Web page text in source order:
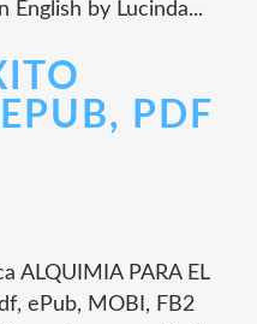
English by Lucinda...
PDF
ALQUIMIA PARA EL
ePub, MOBI, FB2